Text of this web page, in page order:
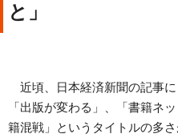
企
修了
と」
近頃、日本経済新聞の記事に
「出版が変わる」、「書籍ネ
籍混戦」というタイトルの多